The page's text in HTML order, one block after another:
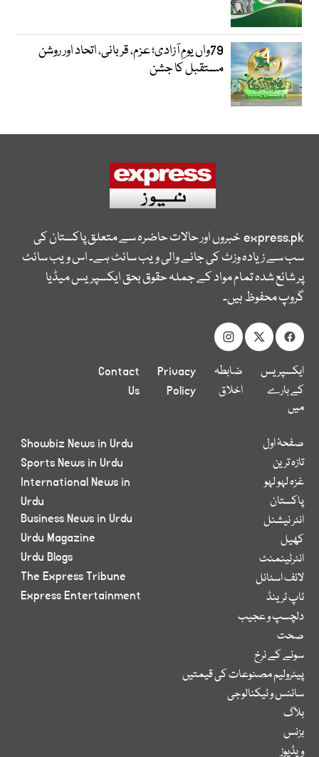
79واں یومِ آزادی؛ عزم، قربانی، اتحاد اور روشن
مستقبل کا جشن
express.pkخبروں اور حالات حاضرہ سے متعلق پاکستان کی
سب سے زیادہ وزٹ کی جانے والی ویب سائٹ ہے۔ اس ویب سائٹ
پر شائع شدہ تمام مواد کے جملہ حقوق بحق ایکسپریس میڈیا
گروپ محفوظ ہیں۔
ایکسپریس
کے بارے
میں
ضابطہ
اخلاق
Privacy
Policy
Contact
Us
صفحۂ اول
تازہ ترین
غزہ لہو لہو
پاکستان
انٹر نیشنل
کھیل
انٹرٹینمنٹ
لائف اسٹائل
ٹاپ ٹرینڈ
دلچسپ و عجیب
صحت
سونے کے نرخ
پیٹرولیم مصنوعات کی قیمتیں
سائنس و ٹیکنالوجی
بلاگ
بزنس
ویڈیوز
Showbiz News in Urdu
Sports News in Urdu
International News in
Urdu
Business News in Urdu
Urdu Magazine
Urdu Blogs
The Express Tribune
Express Entertainment